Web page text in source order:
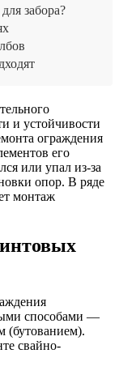
забора?
и устойчивости
ограждения
его
или упал из-за
опор. В ряде
монтаж
способами —
(бутованием).
свайно-